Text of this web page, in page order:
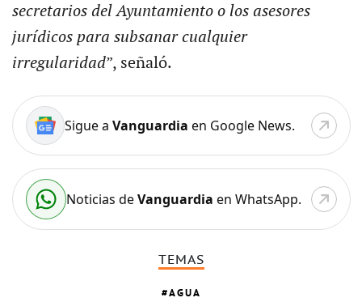
secretarios del Ayuntamiento o los asesores
jurídicos para subsanar cualquier
irregularidad”, señaló.
Sigue a Vanguardia en Google News.
Noticias deVanguardia en WhatsApp.
TEMAS
AGUA